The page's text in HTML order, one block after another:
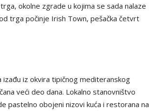
okolne zgrade u kojima se sada nalaze
trga počinje Irish Town, pešačka četvrt
iz okvira tipičnog mediteranskog
veći deo dana. Lokalno stanovništvo
pastelno obojeni nizovi kuća i restorana na